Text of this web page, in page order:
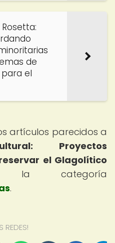
de
el
artículos parecidos a
Proyectos
el Glagolítico
la categoría
.
REDES!